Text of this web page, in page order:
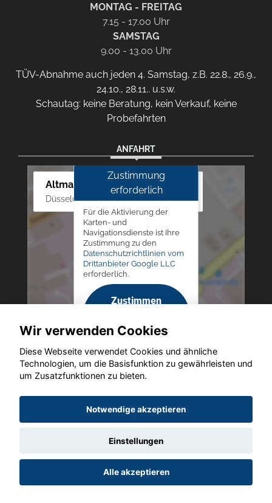
MONTAG - FREITAG
7.15 - 17.00 Uhr
SAMSTAG
9.00 - 13.00 Uhr
TÜV-Abnahme auch jeden 4. Samstag, z.B. 22.8., 26.9.,
24.10., 28.11.. u.s.w.
Schautag: keine Beratung, kein Verkauf, keine
Probefahrten
ANFAHRT
Altmann Autoland
Düsseldorfer Str. 69 - 79, 42781 Haan
Zustimmung
erforderlich
Für die Aktivierung der
Karten- und
Navigationsdienste ist Ihre
Zustimmung zu den
Datenschutzrichtlinien vom
Drittanbieter Google LLC
erforderlich.
Zustimmen
aktivieren
Copyright © 2026. Altmann Autoland
Datenschutz Impressum AGB
Wir verwenden Cookies
Diese Webseite verwendet Cookies und ähnliche
Technologien, um die Basisfunktion zu gewährleisten und
um Zusatzfunktionen zu bieten.
Notwendige akzeptieren
Einstellungen
Alle akzeptieren